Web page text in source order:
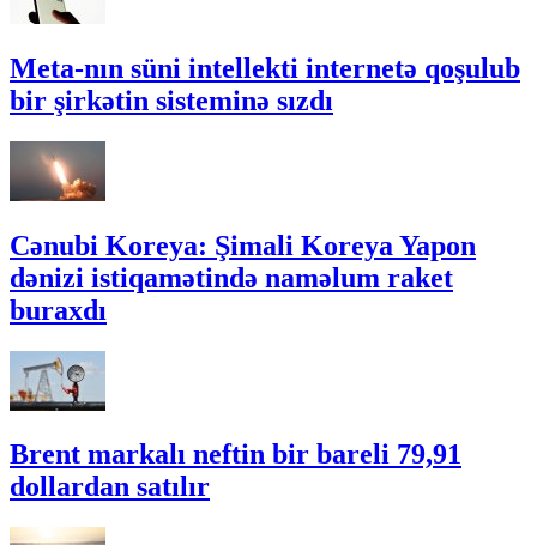
Meta-nın süni intellekti internetə qoşulub
bir şirkətin sisteminə sızdı
Cənubi Koreya: Şimali Koreya Yapon
dənizi istiqamətində naməlum raket
buraxdı
Brent markalı neftin bir bareli 79,91
dollardan satılır